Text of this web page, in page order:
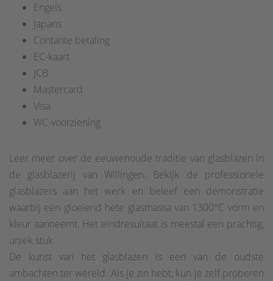
Engels
Japans
Contante betaling
EC-kaart
JCB
Mastercard
Visa
WC-voorziening
Leer meer over de eeuwenoude traditie van glasblazen in
de glasblazerij van Willingen. Bekijk de professionele
glasblazers aan het werk en beleef een demonstratie
waarbij een gloeiend hete glasmassa van 1300°C vorm en
kleur aanneemt. Het eindresultaat is meestal een prachtig,
uniek stuk.
De kunst van het glasblazen is een van de oudste
ambachten ter wereld. Als je zin hebt, kun je zelf proberen